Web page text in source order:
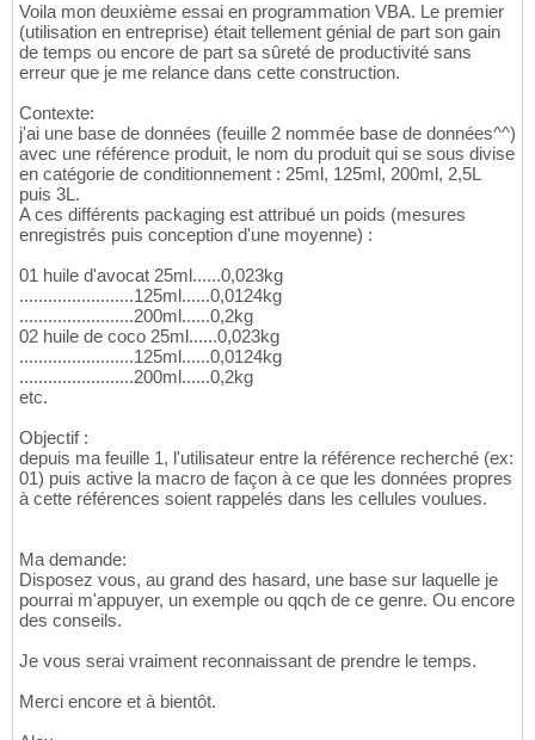
Voila mon deuxième essai en programmation VBA. Le premier
(utilisation en entreprise) était tellement génial de part son gain
de temps ou encore de part sa sûreté de productivité sans
erreur que je me relance dans cette construction.
Contexte:
j'ai une base de données (feuille 2 nommée base de données^^)
avec une référence produit, le nom du produit qui se sous divise
en catégorie de conditionnement : 25ml, 125ml, 200ml, 2,5L
puis 3L.
A ces différents packaging est attribué un poids (mesures
enregistrés puis conception d'une moyenne) :
01 huile d'avocat 25ml......0,023kg
........................125ml......0,0124kg
........................200ml......0,2kg
02 huile de coco 25ml......0,023kg
........................125ml......0,0124kg
........................200ml......0,2kg
etc.
Objectif :
depuis ma feuille 1, l'utilisateur entre la référence recherché (ex:
01) puis active la macro de façon à ce que les données propres
à cette références soient rappelés dans les cellules voulues.
Ma demande:
Disposez vous, au grand des hasard, une base sur laquelle je
pourrai m'appuyer, un exemple ou qqch de ce genre. Ou encore
des conseils.
Je vous serai vraiment reconnaissant de prendre le temps.
Merci encore et à bientôt.